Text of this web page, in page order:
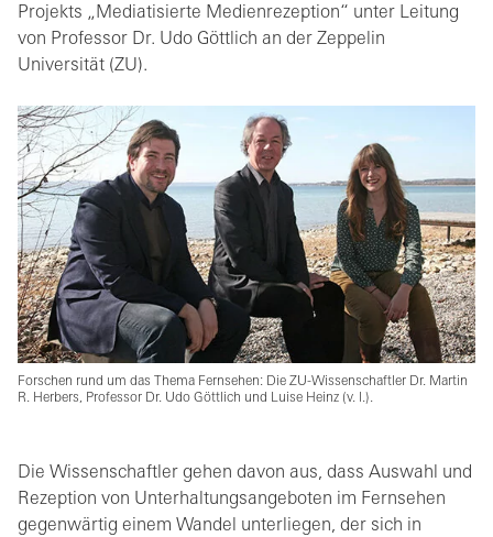
Projekts „Mediatisierte Medienrezeption“ unter Leitung
von Professor Dr. Udo Göttlich an der Zeppelin
Universität (ZU).
Forschen rund um das Thema Fernsehen: Die ZU-Wissenschaftler Dr. Martin
R. Herbers, Professor Dr. Udo Göttlich und Luise Heinz (v. l.).
Die Wissenschaftler gehen davon aus, dass Auswahl und
Rezeption von Unterhaltungsangeboten im Fernsehen
gegenwärtig einem Wandel unterliegen, der sich in